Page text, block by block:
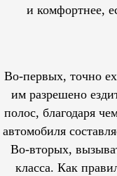
и комфортнее,
Во-первых, точно
им разрешено
полос, благодаря
автомобиля
Во-вторых,
класса. Как